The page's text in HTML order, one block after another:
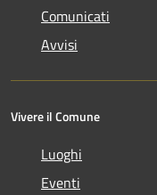
Comunicati
Avvisi
Vivere il Comune
Luoghi
Eventi